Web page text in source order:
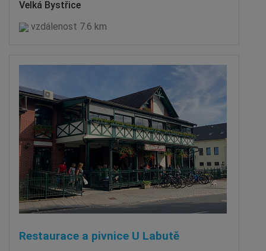
Velká Bystřice
vzdálenost 7.6 km
Restaurace a pivnice U Labutě